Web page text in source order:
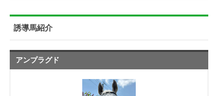
誘導馬紹介
アンプラグド